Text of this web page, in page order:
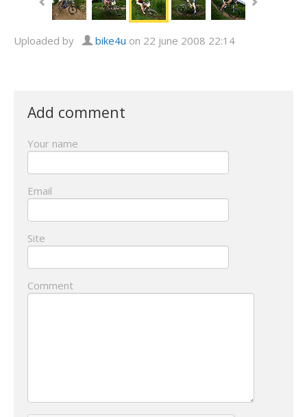
Uploaded by bike4u on 22 june 2008 22:14
Add comment
Your name
Email
Site
Comment